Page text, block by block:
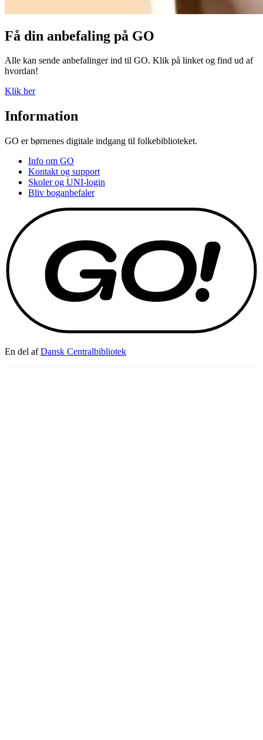
Få din anbefaling på GO
Alle kan sende anbefalinger ind til GO. Klik på linket og find ud af
hvordan!
Klik her
Information
GO er børnenes digitale indgang til folkebiblioteket.
Info om GO
Kontakt og support
Skoler og UNI-login
Bliv boganbefaler
En del af Dansk Centralbibliotek